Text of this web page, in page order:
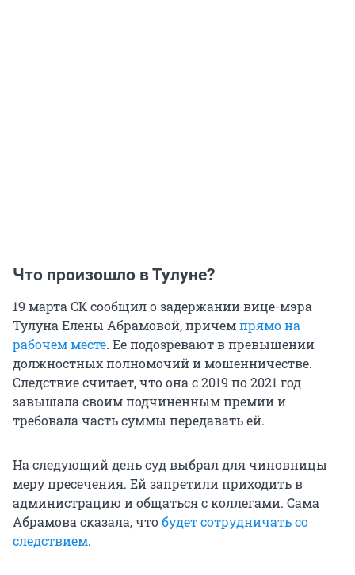
Что произошло в Тулуне?
19 марта СК сообщил о задержании вице-мэра
Тулуна Елены Абрамовой, причемпрямо на
рабочем месте. Ее подозревают в превышении
должностных полномочий и мошенничестве.
Следствие считает, что она с 2019 по 2021 год
завышала своим подчиненным премии и
требовала часть суммы передавать ей.
На следующий день суд выбрал для чиновницы
меру пресечения. Ей запретили приходить в
администрацию и общаться с коллегами. Сама
Абрамова сказала, чтобудет сотрудничать со
следствием.